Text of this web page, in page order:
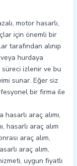
motor hasarlı,
için önemli bir
tarafından alınıp
hurdaya
süreci izlenir ve bu
sunar. Eğer siz
bir firma ile
araç alımı,
hasarlı araç alım
araç alım,
araç alım,
uygun fiyatlı